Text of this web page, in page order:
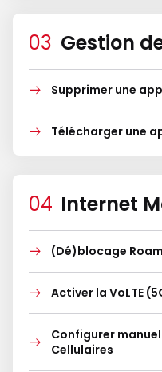
Gestion
Supprimer une
Télécharger une
Internet
(Dé)blocage
Activer la VoLTE
Configurer
Cellulaires